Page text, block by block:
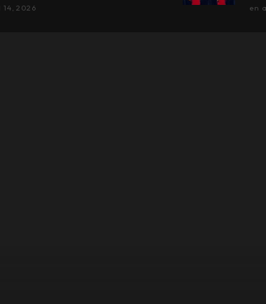
2026 en